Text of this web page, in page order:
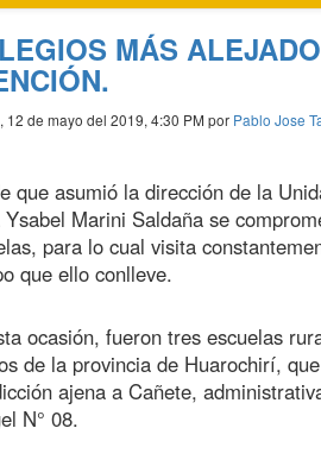
MÁS
12 de mayo del 2019, 4:30 PM por Pablo Jose
que asumió la dirección de la
Ysabel Marini Saldaña se
para lo cual visita
que ello conlleve.
ocasión, fueron tres escuelas
de la provincia de Huarochirí,
ajena a Cañete,
N° 08.